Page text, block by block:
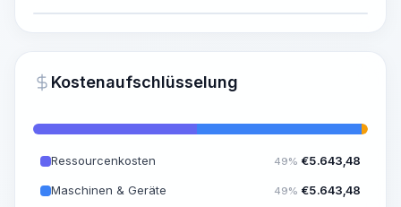
~15-30 Sek.
Kostenaufschlüsselung
Ressourcenkosten 49% €5.643,48
Maschinen & Geräte 49% €5.643,48